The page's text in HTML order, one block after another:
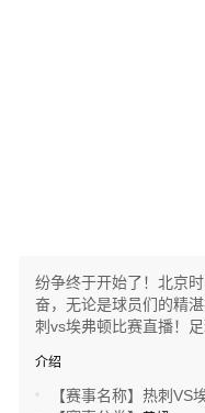
纷争终于开始了！北京
奋，无论是球员们的精
刺vs埃弗顿比赛直播！
介绍
【赛事名称】 热刺VS